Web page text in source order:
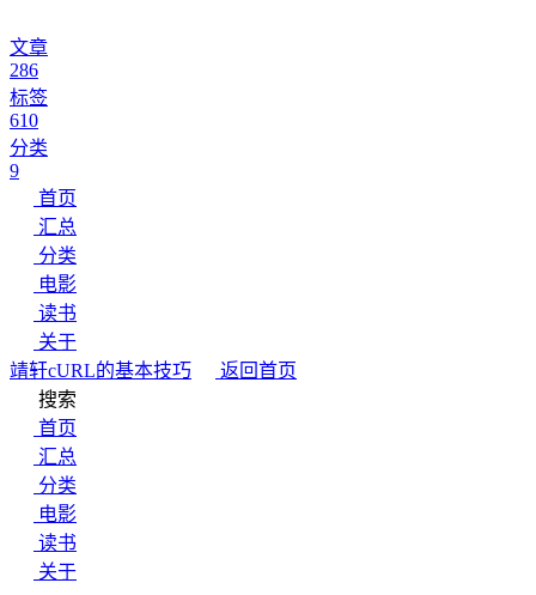
文章
286
标签
610
分类
9
首页
汇总
分类
电影
读书
关于
靖轩cURL的基本技巧
返回首页
搜索
首页
汇总
分类
电影
读书
关于